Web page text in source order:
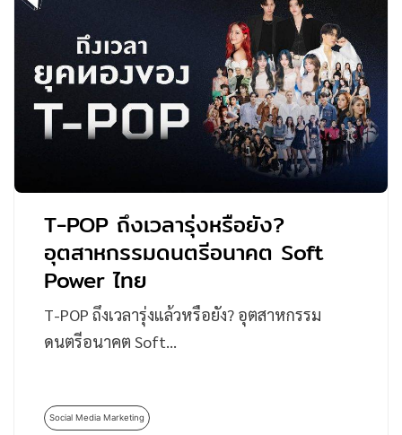
T-POP ถึงเวลารุ่งหรือยัง?
อุตสาหกรรมดนตรีอนาคต Soft
Power ไทย
T-POP ถึงเวลารุ่งแล้วหรือยัง? อุตสาหกรรม
ดนตรีอนาคต Soft…
Social Media Marketing